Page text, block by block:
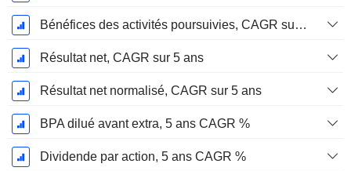
Bénéfices des activités poursuivies, CAGR sur 5 ans
Résultat net, CAGR sur 5 ans
Résultat net normalisé, CAGR sur 5 ans
BPA dilué avant extra, 5 ans CAGR %
Dividende par action, 5 ans CAGR %